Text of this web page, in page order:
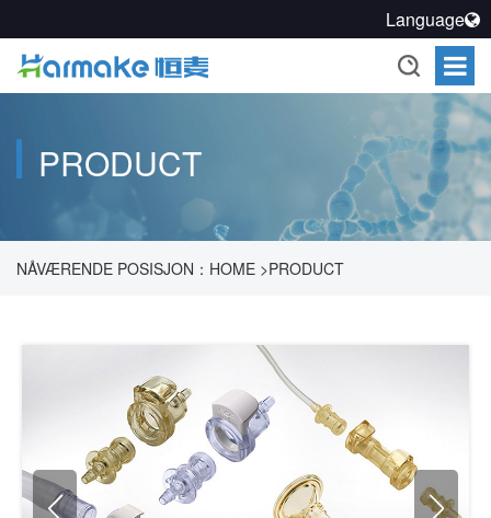
PRODUCT
NÅVÆRENDE POSISJON： HOME >PRODUCT
FLYGGEAKSJONER> STERILE RASK KOBLING
RASK KOBLING
Language